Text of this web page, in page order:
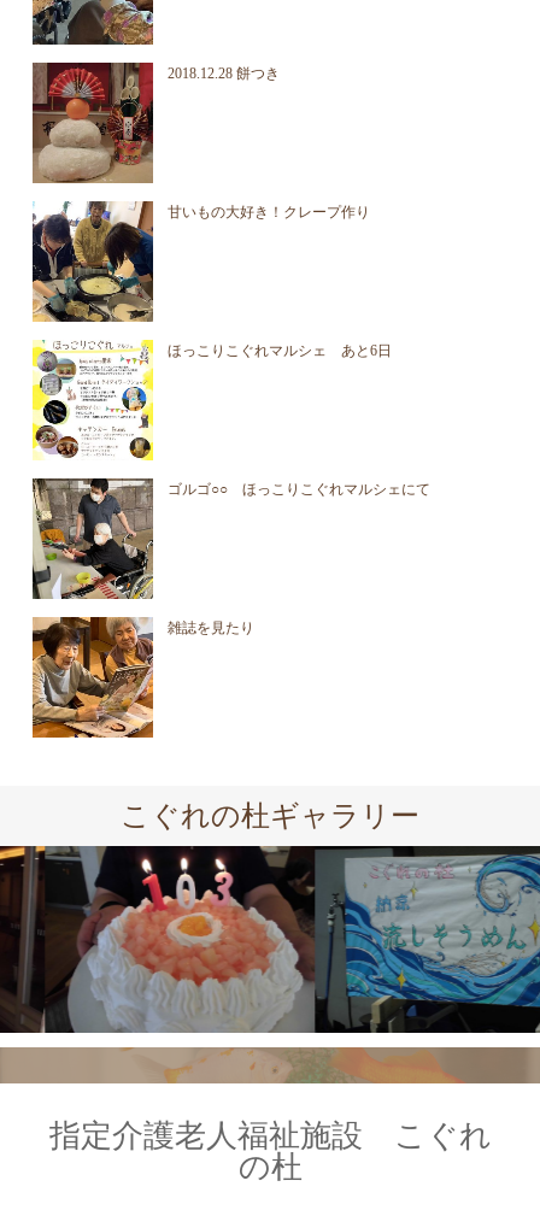
2018.12.28 餅つき
甘いもの大好き！クレープ作り
ほっこりこぐれマルシェ あと6日
ゴルゴ○○ ほっこりこぐれマルシェにて
雑誌を見たり
こぐれの杜ギャラリー
指定介護老人福祉施設 こぐれ
の杜